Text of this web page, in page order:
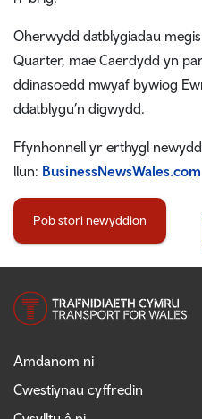
Oherwydd datblygiadau
Quarter, mae Caerdydd yn
ddinasoedd mwyaf bywiog
ddatblygu’n digwydd.
Ffynhonnell yr erthygl
llun: BusinessNewsWales.com
Pob stori newyddion
Amdanom ni
Cwestiynau cyffredin